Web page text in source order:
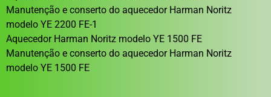
Manutenção e conserto do aquecedor Harman Noritz
modelo YE 2200 FE-1
Aquecedor Harman Noritz modelo YE 1500 FE
Manutenção e conserto do aquecedor Harman Noritz
modelo YE 1500 FE